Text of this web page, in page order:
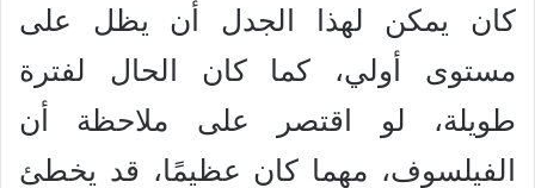
كان يمكن لهذا الجدل أن يظل على
مستوى أولي، كما كان الحال لفترة
طويلة، لو اقتصر على ملاحظة أن
الفيلسوف، مهما كان عظيمًا، قد يخطئ